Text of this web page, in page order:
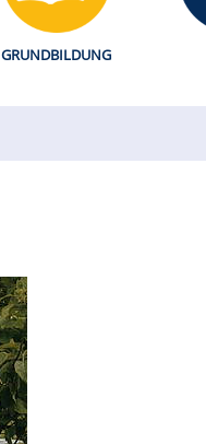
GRUNDBILDUNG